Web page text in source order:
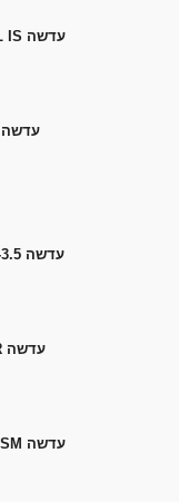
עדשה Canon RF 135mm f/1.8 L IS...
עדשה Canon RF 7-14mm f/2.8-3.5...
עדשה Fuji XF 35mm f/2 R WR
עדשה Canon RF 28-70mm f/2L USM